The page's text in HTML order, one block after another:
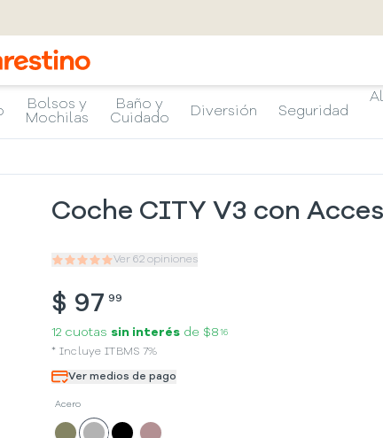
Bolsos y
Mochilas
Baño y
Cuidado
Diversión Seguridad
Coche CITY V3 con
Ver 62 opiniones
$ 97 99
12 cuotas sin interés de $8 16
* Incluye ITBMS 7%
Ver medios de pago
Acero